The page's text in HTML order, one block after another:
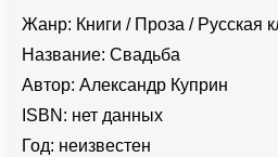
Жанр: Книги / Проза / Русская
Название: Свадьба
Автор: Александр Куприн
ISBN: нет данных
Год: неизвестен